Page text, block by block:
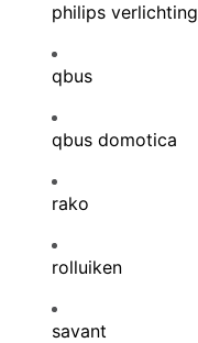
philips verlichting
qbus
qbus domotica
rako
rolluiken
savant